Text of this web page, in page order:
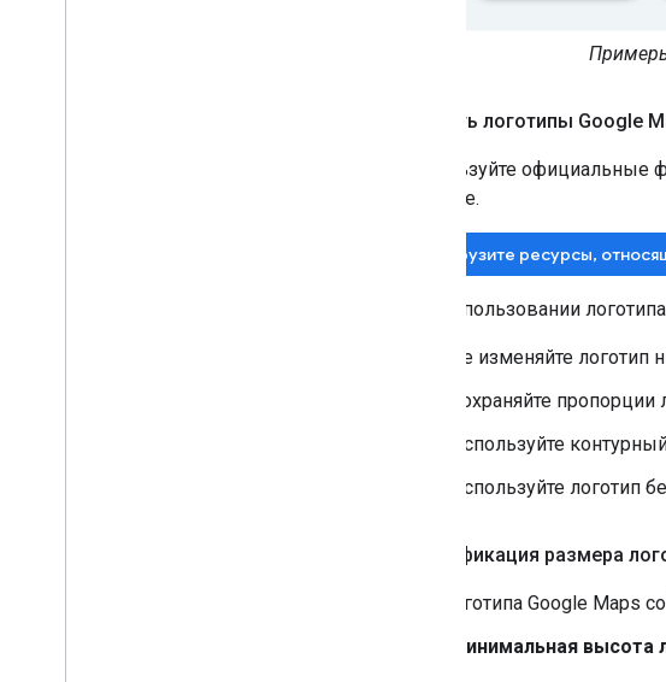
Скачать логотипы Google
Используйте официальные
разделе.
Загрузите ресурсы,
При использовании
Не изменяйте логотип
Сохраняйте
Используйте
Используйте логотип
Спецификация размера
Для логотипа Google Maps
Минимальная высота